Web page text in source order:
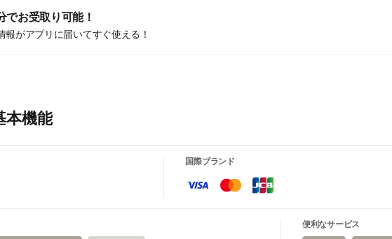
でお受取り可能！
報がアプリに届いてすぐ使える！
本機能
国際ブランド
便利なサービス